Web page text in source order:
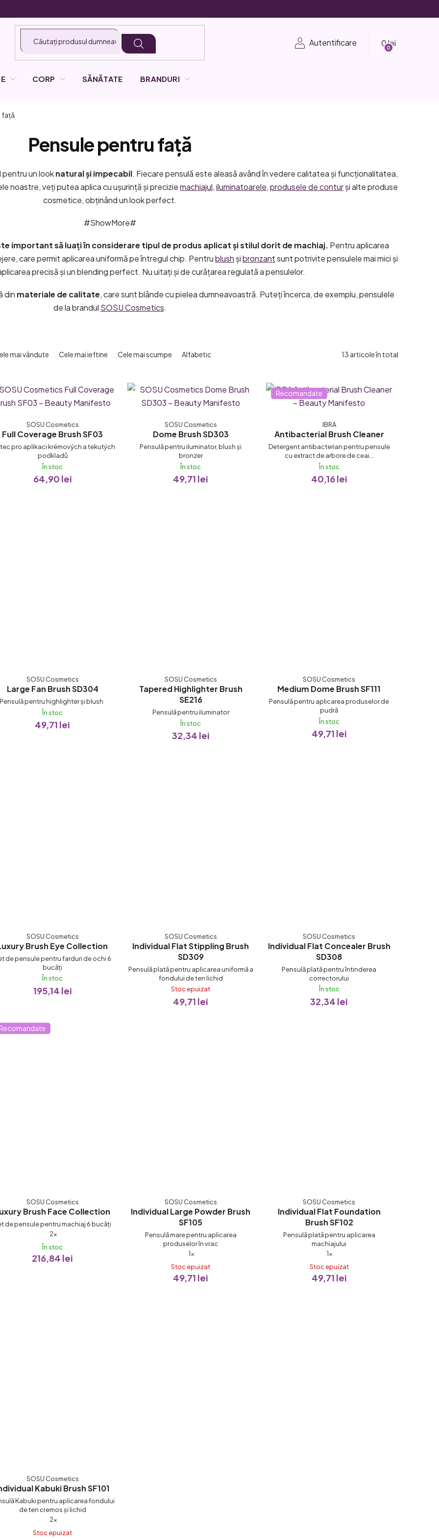
Autentificare
Coş
de
CORP SĂNĂTATE BRANDURI
față
Pensule pentru față
pentru un looknatural și impecabil. Fiecare pensulă este aleasă având în vedere calitatea și funcționalitatea,
noastre, veți putea aplica cu ușurință și preciziemachiajul,iluminatoarele,produsele de conturși alte produse
cosmetice, obținând un look perfect.
#ShowMore#
important să luați în considerare tipul de produs aplicat și stilul dorit de machiaj. Pentru aplicarea
care permit aplicarea uniformă pe întregul chip. Pentrublush șibronzantsunt potrivite pensulele mai mici și
precisă și un blending perfect. Nu uitați și de curățarea regulată a pensulelor.
din materiale de calitate, care sunt blânde cu pielea dumneavoastră. Puteți încerca, de exemplu, pensulele
de la brandul SOSU Cosmetics.
mai vândute Cele mai ieftine Cele mai scumpe Alfabetic 13 articole în total
Full Coverage Brush SF03
SOSU Cosmetics
În stoc
64,90 lei
pro aplikaci krémových a tekutých
podkladů
Dome Brush SD303
SOSU Cosmetics
În stoc
49,71 lei
Pensulă pentru iluminator, blush și
bronzer
Recomandate
Antibacterial Brush Cleaner
IBRA
În stoc
40,16 lei
Detergent antibacterian pentru pensule
cu extract de arbore de ceai...
Large Fan Brush SD304
SOSU Cosmetics
În stoc
49,71 lei
Pensulă pentru highlighter și blush
Tapered Highlighter Brush
SE216
SOSU Cosmetics
În stoc
32,34 lei
Pensulă pentru iluminator
Medium Dome Brush SF111
SOSU Cosmetics
În stoc
49,71 lei
Pensulă pentru aplicarea produselor de
pudră
Brush Eye Collection
SOSU Cosmetics
În stoc
195,14 lei
de pensule pentru farduri de ochi 6
bucăți
Individual Flat Stippling Brush
SD309
SOSU Cosmetics
Stoc epuizat
49,71 lei
Pensulă plată pentru aplicarea uniformă a
fondului de ten lichid
Individual Flat Concealer Brush
SD308
SOSU Cosmetics
În stoc
32,34 lei
Pensulă plată pentru întinderea
correctorului
Brush Face Collection
SOSU Cosmetics
Evaluarea
medie
a
2×
În stoc
216,84 lei
de pensule pentru machiaj 6 bucăți
Individual Large Powder Brush
SF105
SOSU Cosmetics
Evaluarea
medie
a
1×
Stoc epuizat
49,71 lei
Pensulă mare pentru aplicarea
produselor în vrac
Individual Flat Foundation
Brush SF102
SOSU Cosmetics
Evaluarea
medie
a
1×
Stoc epuizat
49,71 lei
Pensulă plată pentru aplicarea
machiajului
Kabuki Brush SF101
SOSU Cosmetics
Evaluarea
medie
2×
Stoc epuizat
Kabuki pentru aplicarea fondului
de ten cremos și lichid